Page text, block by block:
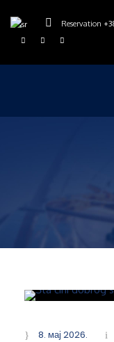
Reservation
8. мај 2026.